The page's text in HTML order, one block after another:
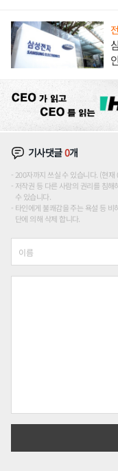
기사댓글0개
200자까지 쓰실 수 있습니다. (현
저작권 등 다른 사람의 권리를 침
수 있습니다.
타인에게 불쾌감을 주는 욕설 등
단에 의해 삭제 합니다.